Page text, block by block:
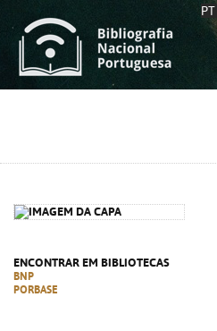
PT
ENCONTRAR EM BIBLIOTECAS
BNP
PORBASE